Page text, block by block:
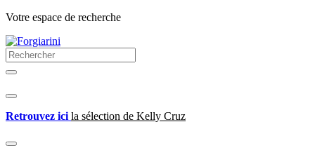
Votre espace de recherche
Retrouvez ici la sélection de Kelly Cruz